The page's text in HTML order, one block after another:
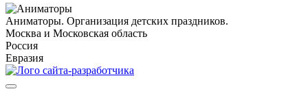
Аниматоры. Организация детских праздников.
Москва и Московская область
Россия
Евразия